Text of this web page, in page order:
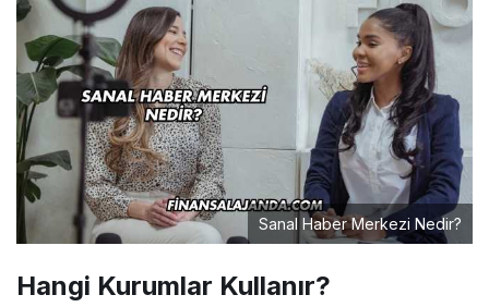
Sanal Haber Merkezi Nedir?
Hangi Kurumlar Kullanır?